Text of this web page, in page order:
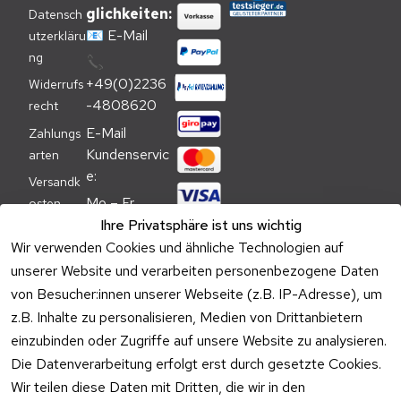
Ihre Privatsphäre ist uns wichtig
Wir verwenden Cookies und ähnliche Technologien auf
unserer Website und verarbeiten personenbezogene Daten
von Besucher:innen unserer Webseite (z.B. IP-Adresse), um
z.B. Inhalte zu personalisieren, Medien von Drittanbietern
einzubinden oder Zugriffe auf unsere Website zu analysieren.
Die Datenverarbeitung erfolgt erst durch gesetzte Cookies.
Wir teilen diese Daten mit Dritten, die wir in den
Datensch
utzerkläru
ng
Widerrufs
recht
Zahlungs
arten
Versandk
osten
nweis
Verpacku
ngshinwei
se
Altgeräte
-
Entsorgu
glichkeiten:
📧 E-Mail
📞
+49(0)2236
-4808620
E-Mail
Kundenservic
e:
Mo – Fr
09:00 –
17:00 Uhr
Telefon
Kundenservic
e:
Mo – Fr 11:00
– 15:00 Uhr